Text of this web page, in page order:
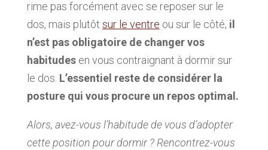
rime pas forcément avec se reposer sur le
dos, mais plutôt sur le ventre ou sur le côté, il
n’est pas obligatoire de changer vos
habitudesen vous contraignant à dormir sur
le dos. L’essentiel reste de considérer la
posture qui vous procure un repos optimal.
Alors, avez-vous l’habitude de vous d’adopter
cette position pour dormir ? Rencontrez-vous